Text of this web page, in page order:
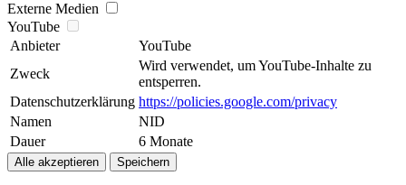
Externe Medien
YouTube
Anbieter
YouTube
Zweck
Wird verwendet, um YouTube-Inhalte zu
entsperren.
Datenschutzerklärung https://policies.google.com/privacy
Namen
NID
Dauer
6 Monate